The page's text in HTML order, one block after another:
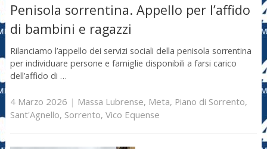
Penisola sorrentina. Appello per l’affido
di bambini e ragazzi
Rilanciamo l’appello dei servizi sociali della penisola sorrentina
per individuare persone e famiglie disponibili a farsi carico
dell’affido di …
4 Marzo 2026 | Massa Lubrense, Meta, Piano di Sorrento,
Sant'Agnello, Sorrento, Vico Equense